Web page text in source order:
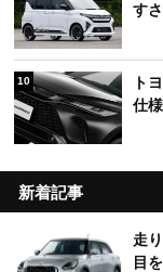
す
10
ト
仕
新着記事
走
目